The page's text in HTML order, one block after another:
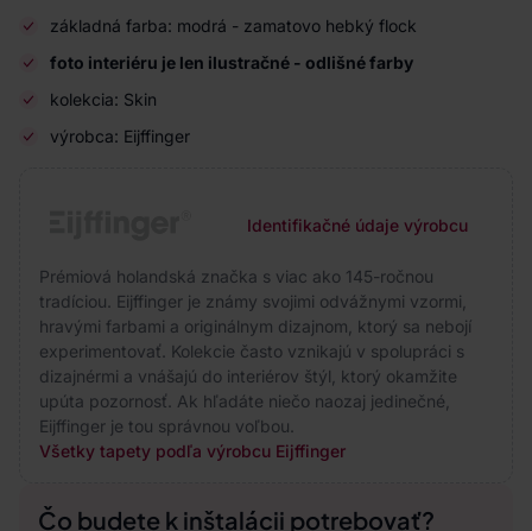
základná farba: modrá - zamatovo hebký flock
foto interiéru je len ilustračné - odlišné farby
kolekcia: Skin
výrobca: Eijffinger
Identifikačné údaje výrobcu
Prémiová holandská značka s viac ako 145-ročnou
tradíciou. Eijffinger je známy svojimi odvážnymi vzormi,
hravými farbami a originálnym dizajnom, ktorý sa nebojí
experimentovať. Kolekcie často vznikajú v spolupráci s
dizajnérmi a vnášajú do interiérov štýl, ktorý okamžite
upúta pozornosť. Ak hľadáte niečo naozaj jedinečné,
Eijffinger je tou správnou voľbou.
Všetky tapety podľa výrobcu Eijffinger
Čo budete k inštalácii potrebovať?